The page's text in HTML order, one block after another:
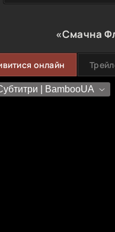
«Смачна
онлайн